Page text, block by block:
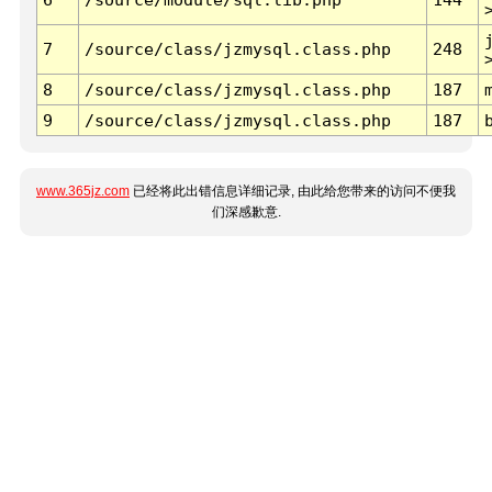
7 /source/class/jzmysql.class.php 248
8
/source/class/jzmysql.class.php 187
9
/source/class/jzmysql.class.php 187
www.365jz.com 已经将此出错信息详细记录, 由此给您带来的访问不便我
们深感歉意.